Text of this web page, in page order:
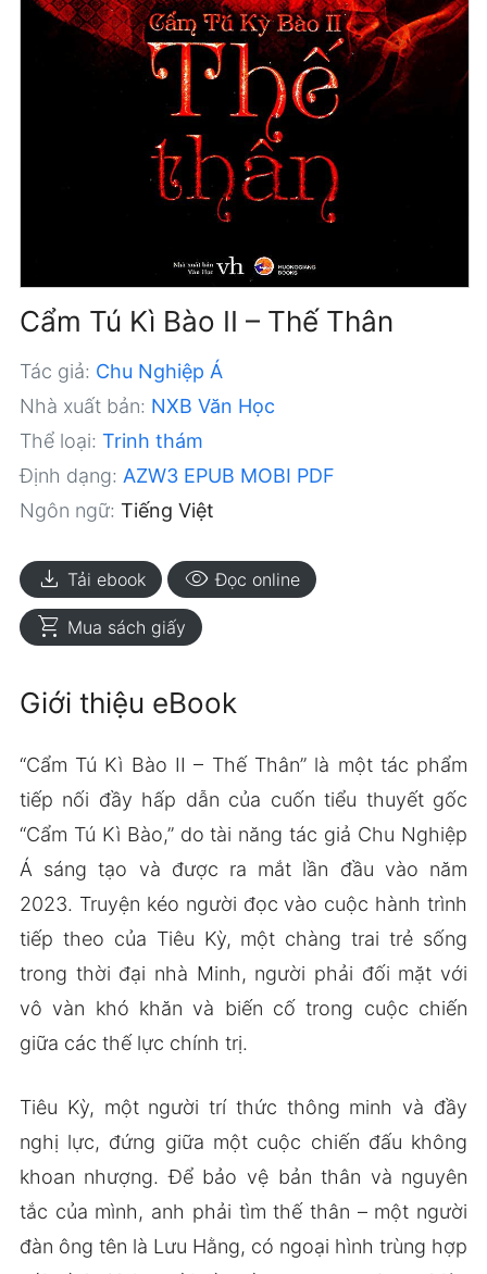
Cẩm Tú Kì Bào II – Thế Thân
Tác giả: Chu Nghiệp Á
Nhà xuất bản: NXB Văn Học
Thể loại: Trinh thám
Định dạng: AZW3 EPUB MOBI PDF
Ngôn ngữ: Tiếng Việt
download Tải ebook visibility Đọc online
shopping_cart Mua sách giấy
Giới thiệu eBook
“Cẩm Tú Kì Bào II – Thế Thân” là một tác phẩm
tiếp nối đầy hấp dẫn của cuốn tiểu thuyết gốc
“Cẩm Tú Kì Bào,” do tài năng tác giả Chu Nghiệp
Á sáng tạo và được ra mắt lần đầu vào năm
2023. Truyện kéo người đọc vào cuộc hành trình
tiếp theo của Tiêu Kỳ, một chàng trai trẻ sống
trong thời đại nhà Minh, người phải đối mặt với
vô vàn khó khăn và biến cố trong cuộc chiến
giữa các thế lực chính trị.
Tiêu Kỳ, một người trí thức thông minh và đầy
nghị lực, đứng giữa một cuộc chiến đấu không
khoan nhượng. Để bảo vệ bản thân và nguyên
tắc của mình, anh phải tìm thế thân – một người
đàn ông tên là Lưu Hằng, có ngoại hình trùng hợp